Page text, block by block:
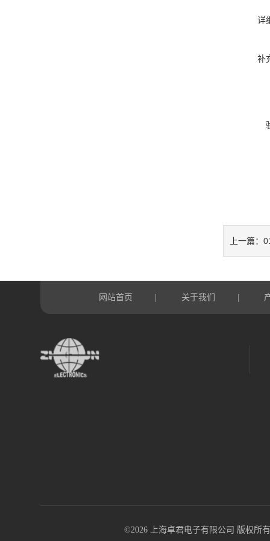
详
补
上一篇：
网站首页 关于我们
©2026 上海卓君电子有限公司 版权所有